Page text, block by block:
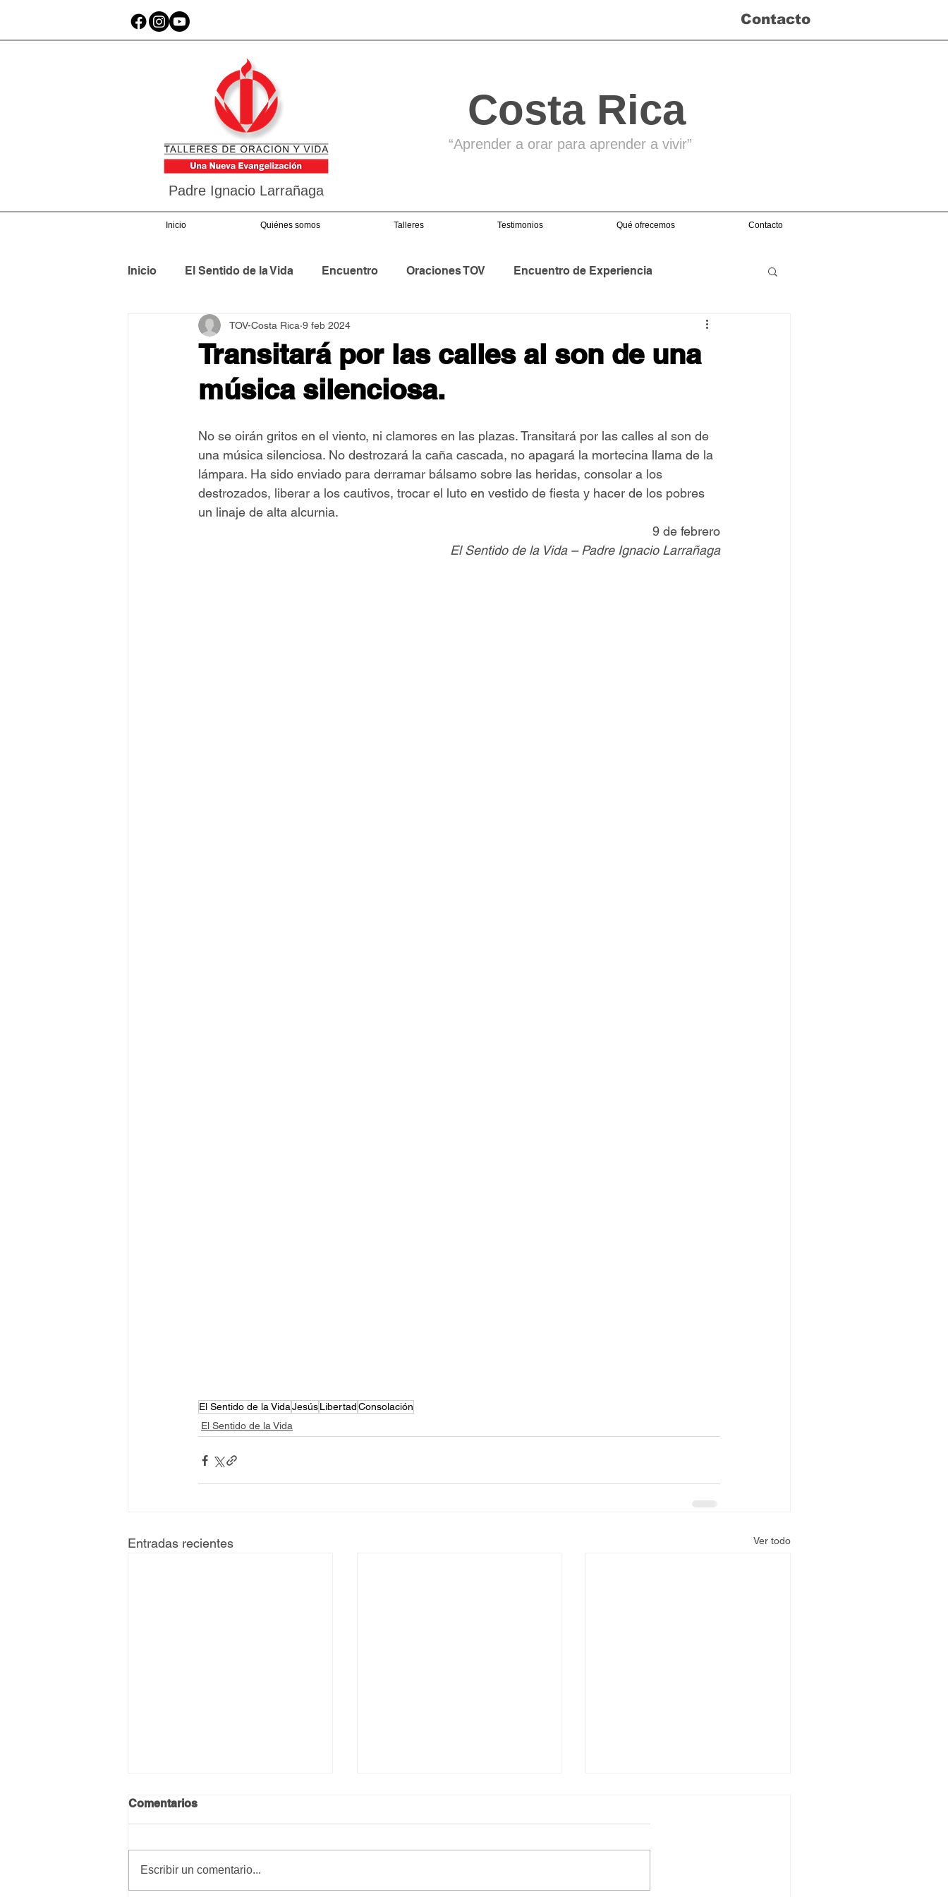
Contacto
Padre Ignacio Larrañaga
Costa Rica
“Aprender a orar para aprender a vivir”
Inicio Quiénes somos Talleres Testimonios Qué ofrecemos Contacto
Inicio El Sentido de la Vida Encuentro Oraciones TOV Encuentro de Experiencia
Asamblea Internacional 2018 Asamblea Nacional
Estilo y Vida de los Guías Jornadas Mundiales
Pentecostés El Arte de Ser Feliz Semillas de Paz
Transitará por las calles al son de una
música silenciosa.
TOV-Costa Rica 9 feb 2024
No se oirán gritos en el viento, ni clamores en las plazas. Transitará por las calles al son de
una música silenciosa. No destrozará la caña cascada, no apagará la mortecina llama de la
lámpara. Ha sido enviado para derramar bálsamo sobre las heridas, consolar a los
destrozados, liberar a los cautivos, trocar el luto en vestido de fiesta y hacer de los pobres
un linaje de alta alcurnia.
9 de febrero
El Sentido de la Vida – Padre Ignacio Larrañaga
El Sentido de la VidaJesúsLibertadConsolación
El Sentido de la Vida
Entradas recientes Ver todo
Comentarios
Escribir un comentario...